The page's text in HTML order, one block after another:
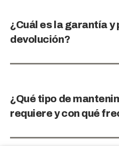
¿Cuál es la garantía y
devolución?
¿Qué tipo de
requiere y con qué